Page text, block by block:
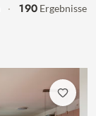
· 190 Ergebnisse